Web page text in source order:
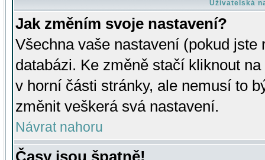
Uživatelská
Jak změním svoje nastavení?
Všechna vaše nastavení (pokud
databázi. Ke změně stačí kliknout
v horní části stránky, ale nemusí to
změnit veškerá svá nastavení.
Návrat nahoru
Časy jsou špatně!